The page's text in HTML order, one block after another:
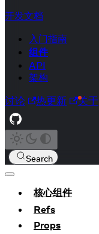
开发文档
入门指南
组件
API
架构
讨论 热更新 关于
Search
核心组件
Refs
Props